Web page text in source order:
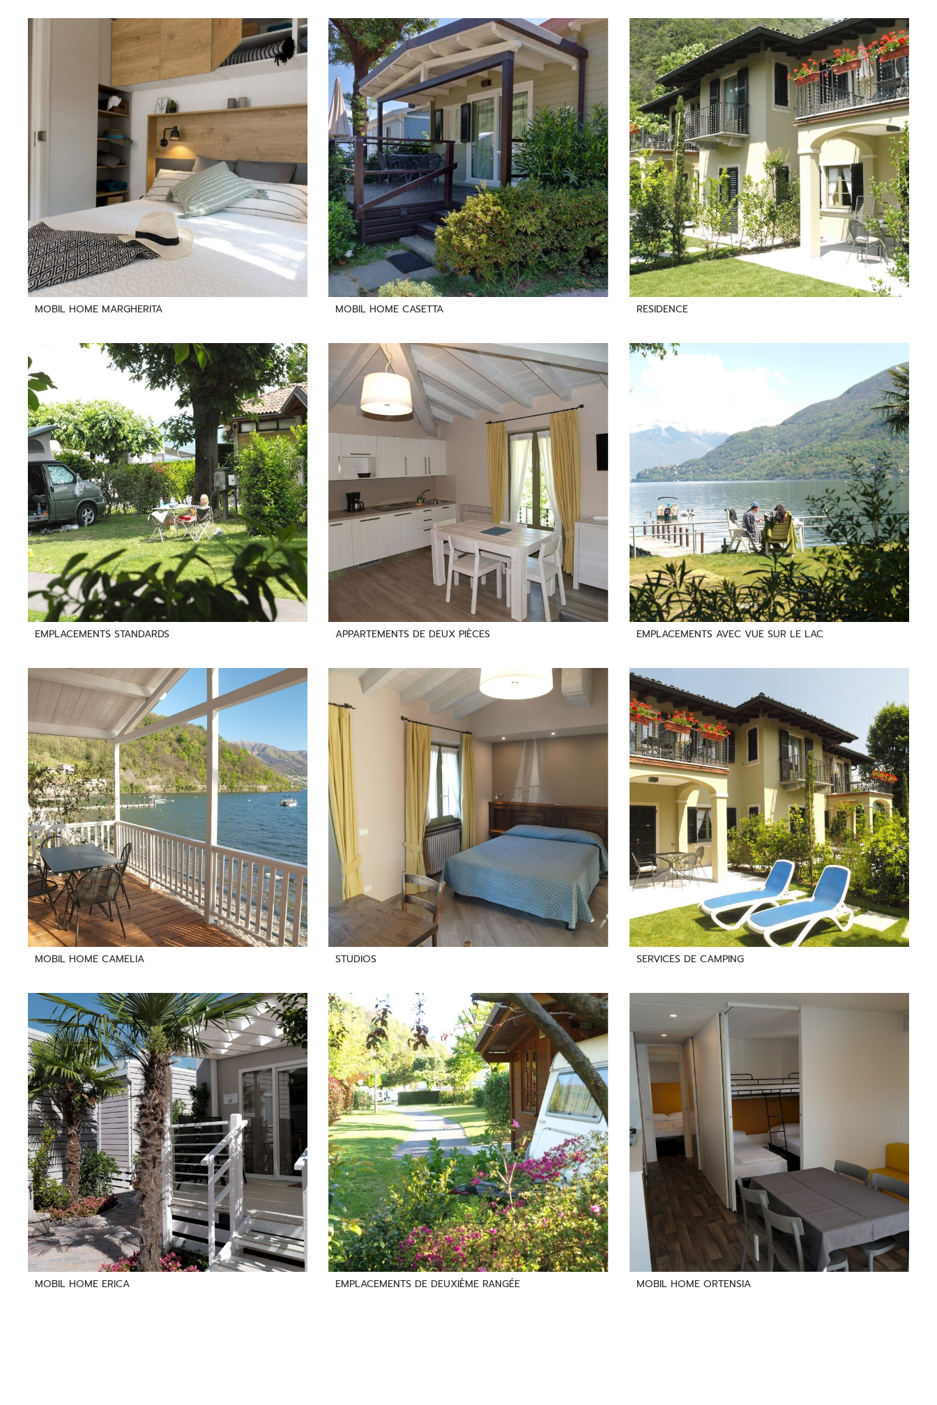
MOBIL HOME MARGHERITA MOBIL HOME CASETTA RESIDENCE
EMPLACEMENTS STANDARDS APPARTEMENTS DE DEUX PIÈCES EMPLACEMENTS AVEC VUE SUR LE LAC
MOBIL HOME CAMELIA STUDIOS SERVICES DE CAMPING
MOBIL HOME ERICA EMPLACEMENTS DE DEUXIÈME RANGÉE MOBIL HOME ORTENSIA